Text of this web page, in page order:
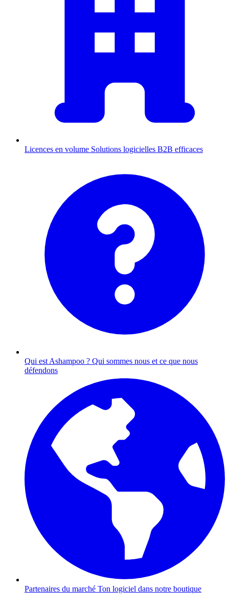
Licences en volume Solutions logicielles B2B efficaces
Qui est Ashampoo ? Qui sommes nous et ce que nous
défendons
Partenaires du marché Ton logiciel dans notre boutique